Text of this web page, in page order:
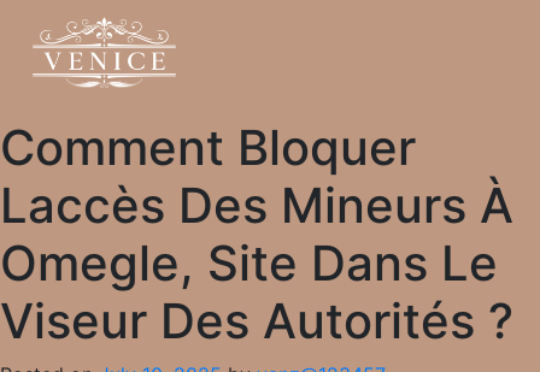
Comment Bloquer
Laccès Des Mineurs À
Omegle, Site Dans Le
Viseur Des Autorités ?